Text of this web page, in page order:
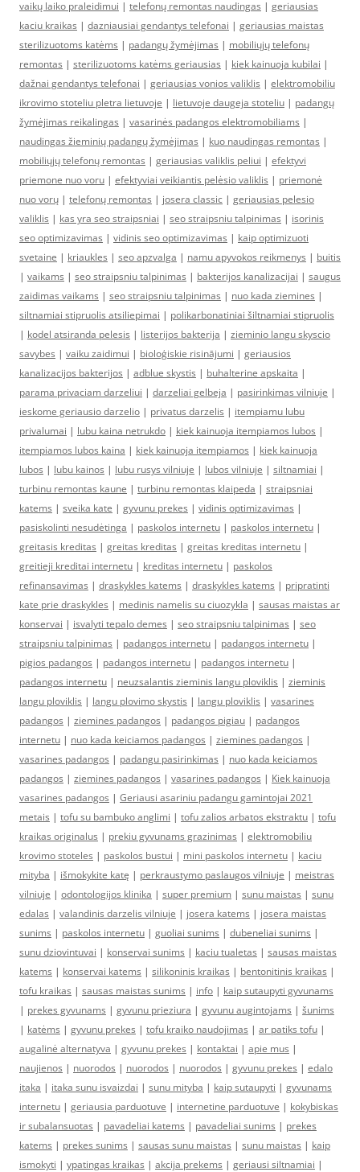
vaikų laiko praleidimui | telefonų remontas naudingas | geriausias
kaciu kraikas | dazniausiai gendantys telefonai | geriausias maistas
sterilizuotoms katėms | padangų žymėjimas | mobiliųjų telefonų
remontas | sterilizuotoms katėms geriausias | kiek kainuoja kubilai |
dažnai gendantys telefonai | geriausias vonios valiklis | elektromobiliu
ikrovimo stoteliu pletra lietuvoje | lietuvoje daugeja stoteliu | padangų
žymėjimas reikalingas | vasarinės padangos elektromobiliams |
naudingas žieminių padangų žymėjimas | kuo naudingas remontas |
mobiliųjų telefonų remontas | geriausias valiklis peliui | efektyvi
priemone nuo voru | efektyviai veikiantis pelėsio valiklis | priemonė
nuo vorų | telefonų remontas | josera classic | geriausias pelesio
valiklis | kas yra seo straipsniai | seo straipsniu talpinimas | isorinis
seo optimizavimas | vidinis seo optimizavimas | kaip optimizuoti
svetaine | kriaukles | seo apzvalga | namu apyvokos reikmenys | buitis
| vaikams | seo straipsniu talpinimas | bakterijos kanalizacijai | saugus
zaidimas vaikams | seo straipsniu talpinimas | nuo kada ziemines |
siltnamiai stipruolis atsiliepimai | polikarbonatiniai šiltnamiai stipruolis
| kodel atsiranda pelesis | listerijos bakterija | zieminio langu skyscio
savybes | vaiku zaidimui | bioloģiskie risinājumi | geriausios
kanalizacijos bakterijos | adblue skystis | buhalterine apskaita |
parama privaciam darzeliui | darzeliai gelbeja | pasirinkimas vilniuje |
ieskome geriausio darzelio | privatus darzelis | itempiamu lubu
privalumai | lubu kaina netrukdo | kiek kainuoja itempiamos lubos |
itempiamos lubos kaina | kiek kainuoja itempiamos | kiek kainuoja
lubos | lubu kainos | lubu rusys vilniuje | lubos vilniuje | siltnamiai |
turbinu remontas kaune | turbinu remontas klaipeda | straipsniai
katems | sveika kate | gyvunu prekes | vidinis optimizavimas |
pasiskolinti nesudėtinga | paskolos internetu | paskolos internetu |
greitasis kreditas | greitas kreditas | greitas kreditas internetu |
greitieji kreditai internetu | kreditas internetu | paskolos
refinansavimas | draskykles katems | draskykles katems | pripratinti
kate prie draskykles | medinis namelis su ciuozykla | sausas maistas ar
konservai | isvalyti tepalo demes | seo straipsniu talpinimas | seo
straipsniu talpinimas | padangos internetu | padangos internetu |
pigios padangos | padangos internetu | padangos internetu |
padangos internetu | neuzsalantis zieminis langu ploviklis | zieminis
langu ploviklis | langu plovimo skystis | langu ploviklis | vasarines
padangos | ziemines padangos | padangos pigiau | padangos
internetu | nuo kada keiciamos padangos | ziemines padangos |
vasarines padangos | padangu pasirinkimas | nuo kada keiciamos
padangos | ziemines padangos | vasarines padangos | Kiek kainuoja
vasarines padangos | Geriausi asariniu padangu gamintojai 2021
metais | tofu su bambuko anglimi | tofu zalios arbatos ekstraktu | tofu
kraikas originalus | prekiu gyvunams grazinimas | elektromobiliu
krovimo stoteles | paskolos bustui | mini paskolos internetu | kaciu
mityba | išmokykite katę | perkraustymo paslaugos vilniuje | meistras
vilniuje | odontologijos klinika | super premium | sunu maistas | sunu
edalas | valandinis darzelis vilniuje | josera katems | josera maistas
sunims | paskolos internetu | guoliai sunims | dubeneliai sunims |
sunu dziovintuvai | konservai sunims | kaciu tualetas | sausas maistas
katems | konservai katems | silikoninis kraikas | bentonitinis kraikas |
tofu kraikas | sausas maistas sunims | info | kaip sutaupyti gyvunams
| prekes gyvunams | gyvunu prieziura | gyvunu augintojams | šunims
| katėms | gyvunu prekes | tofu kraiko naudojimas | ar patiks tofu |
augalinė alternatyva | gyvunu prekes | kontaktai | apie mus |
naujienos | nuorodos | nuorodos | nuorodos | gyvunu prekes | edalo
itaka | itaka sunu isvaizdai | sunu mityba | kaip sutaupyti | gyvunams
internetu | geriausia parduotuve | internetine parduotuve | kokybiskas
ir subalansuotas | pavadeliai katems | pavadeliai sunims | prekes
katems | prekes sunims | sausas sunu maistas | sunu maistas | kaip
ismokyti | ypatingas kraikas | akcija prekems | geriausi siltnamiai |